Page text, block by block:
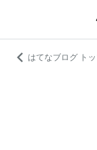
はてなブログ ト